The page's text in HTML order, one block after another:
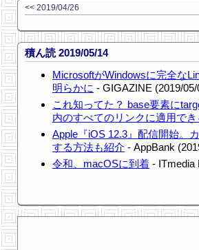
<< 2019/04/26
積ん読 2019/05/14
MicrosoftがWindowsに完全な
明らかに - GIGAZINE (2019/05/
これ知ってた？ base要素に
内のすべてのリンクに適用でき
Apple『iOS 12.3』配信開始。
する方法も紹介 - AppBank
令和、macOSに到着 - ITmedia